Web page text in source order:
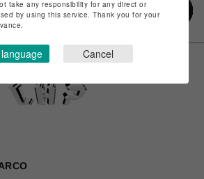
take any responsibility for any direct or
by using this service. Thank you for your
Cancel